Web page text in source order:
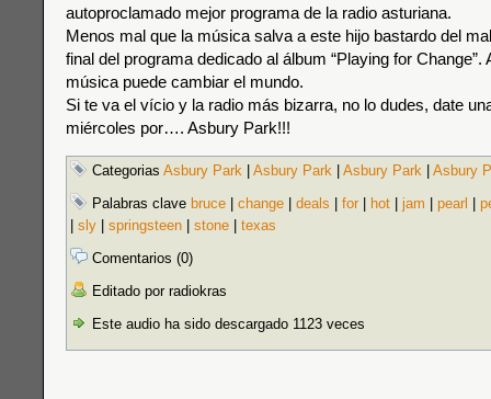
autoproclamado mejor programa de la radio asturiana.
Menos mal que la música salva a este hijo bastardo del
final del programa dedicado al álbum “Playing for Change”.
música puede cambiar el mundo.
Si te va el vício y la radio más bizarra, no lo dudes, date
miércoles por…. Asbury Park!!!
Categorias Asbury Park Asbury Park Asbury Park
Asbury
Palabras clave bruce change deals for hot jam pearl
sly springsteen stone
texas
Comentarios (0)
Editado por radiokras
Este audio ha sido descargado 1123 veces